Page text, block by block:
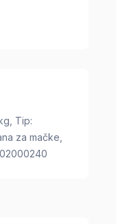
Tip:
za mačke,